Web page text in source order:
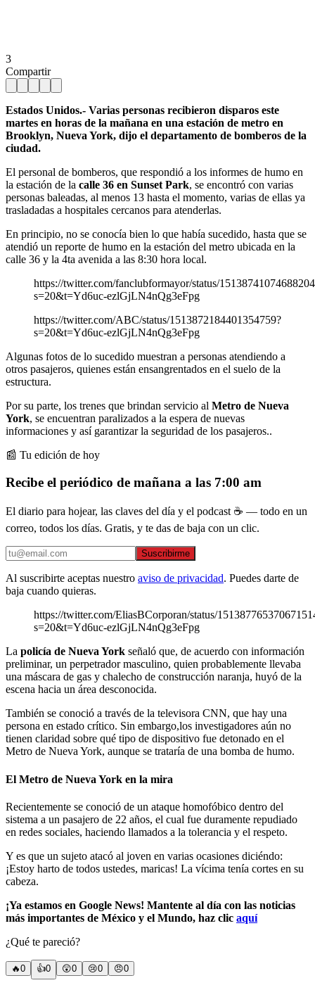
3
Compartir
Estados Unidos.- Varias personas recibieron disparos este
martes en horas de la mañana en una estación de metro en
Brooklyn, Nueva York, dijo el departamento de bomberos de la
ciudad.
El personal de bomberos, que respondió a los informes de humo en
la estación de la calle 36 en Sunset Park, se encontró con varias
personas baleadas, al menos 13 hasta el momento, varias de ellas ya
trasladadas a hospitales cercanos para atenderlas.
En principio, no se conocía bien lo que había sucedido, hasta que se
atendió un reporte de humo en la estación del metro ubicada en la
calle 36 y la 4ta avenida a las 8:30 hora local.
https://twitter.com/fanclubformayor/status/
s=20&t=Yd6uc-ezlGjLN4nQg3eFpg
https://twitter.com/ABC/status/1513872184401354759?
s=20&t=Yd6uc-ezlGjLN4nQg3eFpg
Algunas fotos de lo sucedido muestran a personas atendiendo a
otros pasajeros, quienes están ensangrentados en el suelo de la
estructura.
Por su parte, los trenes que brindan servicio al Metro de Nueva
York, se encuentran paralizados a la espera de nuevas
informaciones y así garantizar la seguridad de los pasajeros..
📰 Tu edición de hoy
Recibe el periódico de mañana a las 7:00 am
El diario para hojear, las claves del día y el podcast ☕ — todo en un
correo, todos los días. Gratis, y te das de baja con un clic.
Suscribirme
Al suscribirte aceptas nuestro aviso de privacidad. Puedes darte de
baja cuando quieras.
https://twitter.com/EliasBCorporan/status/
s=20&t=Yd6uc-ezlGjLN4nQg3eFpg
La policía de Nueva York señaló que, de acuerdo con información
preliminar, un perpetrador masculino, quien probablemente llevaba
una máscara de gas y chalecho de construcción naranja, huyó de la
escena hacia un área desconocida.
También se conoció a través de la televisora CNN, que hay una
persona en estado crítico. Sin embargo,los investigadores aún no
tienen claridad sobre qué tipo de dispositivo fue detonado en el
Metro de Nueva York, aunque se trataría de una bomba de humo.
El Metro de Nueva York en la mira
Recientemente se conoció de un ataque homofóbico dentro del
sistema a un pasajero de 22 años, el cual fue duramente repudiado
en redes sociales, haciendo llamados a la tolerancia y el respeto.
Y es que un sujeto atacó al joven en varias ocasiones diciéndo:
¡Estoy harto de todos ustedes, maricas! La vícima tenía cortes en su
cabeza.
¡Ya estamos en Google News! Mantente al día con las noticias
más importantes de México y el Mundo, haz clic aquí
¿Qué te pareció?
🔥0 👍0 😲0 😢0 😠0